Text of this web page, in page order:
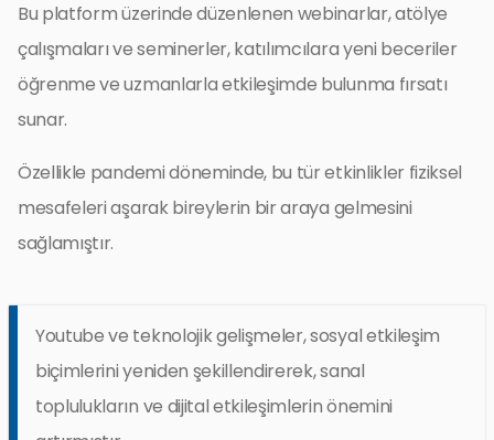
Bu platform üzerinde düzenlenen webinarlar, atölye
çalışmaları ve seminerler, katılımcılara yeni beceriler
öğrenme ve uzmanlarla etkileşimde bulunma fırsatı
sunar.
Özellikle pandemi döneminde, bu tür etkinlikler fiziksel
mesafeleri aşarak bireylerin bir araya gelmesini
sağlamıştır.
Youtube ve teknolojik gelişmeler, sosyal etkileşim
biçimlerini yeniden şekillendirerek, sanal
toplulukların ve dijital etkileşimlerin önemini